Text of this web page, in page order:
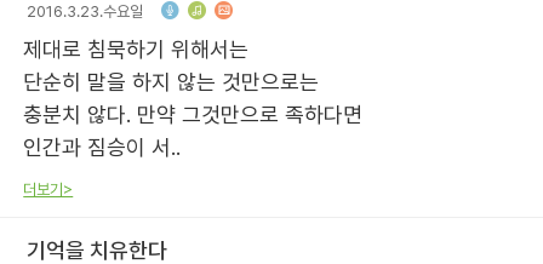
2016.3.23.수요일
제대로 침묵하기 위해서는
단순히 말을 하지 않는 것만으로는
충분치 않다. 만약 그것만으로 족하다면
인간과 짐승이 서..
더보기>
기억을 치유한다